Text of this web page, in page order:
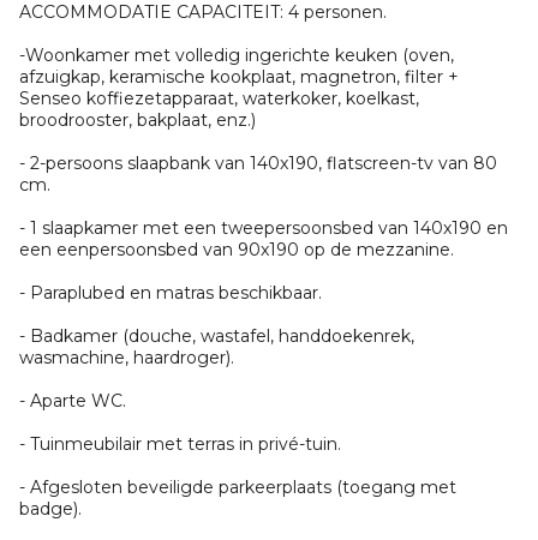
ACCOMMODATIE CAPACITEIT: 4 personen.
-Woonkamer met volledig ingerichte keuken (oven,
afzuigkap, keramische kookplaat, magnetron, filter +
Senseo koffiezetapparaat, waterkoker, koelkast,
broodrooster, bakplaat, enz.)
- 2-persoons slaapbank van 140x190, flatscreen-tv van 80
cm.
- 1 slaapkamer met een tweepersoonsbed van 140x190 en
een eenpersoonsbed van 90x190 op de mezzanine.
- Paraplubed en matras beschikbaar.
- Badkamer (douche, wastafel, handdoekenrek,
wasmachine, haardroger).
- Aparte WC.
- Tuinmeubilair met terras in privé-tuin.
- Afgesloten beveiligde parkeerplaats (toegang met
badge).